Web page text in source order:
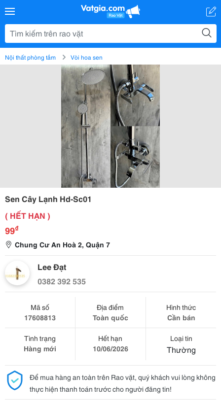
Nội thất phòng tắm Vòi hoa sen
Sen Cây Lạnh Hd-Sc01
( HẾT HẠN )
99₫
Chung Cư An Hoà 2, Quận 7
Lee Đạt
0382 392 535
Mã số
17608813
Địa điểm
Toàn quốc
Hình thức
Cần bán
Tình trạng
Hàng mới
Hết hạn
10/06/2026
Loại tin
Thường
Để mua hàng an toàn trên Rao vặt, quý khách vui lòng không
thực hiện thanh toán trước cho người đăng tin!